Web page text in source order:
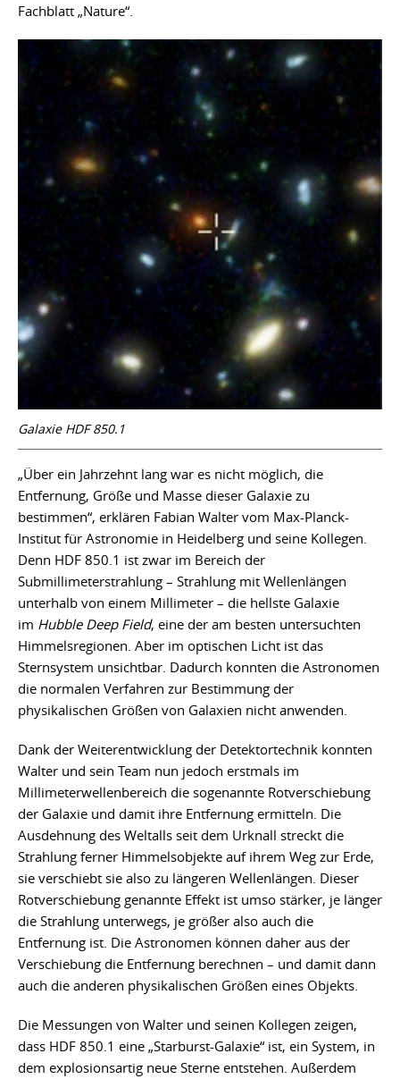
Fachblatt „Nature“.
Galaxie HDF 850.1
„Über ein Jahrzehnt lang war es nicht möglich, die
Entfernung, Größe und Masse dieser Galaxie zu
bestimmen“, erklären Fabian Walter vom Max-Planck-
Institut für Astronomie in Heidelberg und seine Kollegen.
Denn HDF 850.1 ist zwar im Bereich der
Submillimeterstrahlung – Strahlung mit Wellenlängen
unterhalb von einem Millimeter – die hellste Galaxie
im Hubble Deep Field, eine der am besten untersuchten
Himmelsregionen. Aber im optischen Licht ist das
Sternsystem unsichtbar. Dadurch konnten die Astronomen
die normalen Verfahren zur Bestimmung der
physikalischen Größen von Galaxien nicht anwenden.
Dank der Weiterentwicklung der Detektortechnik konnten
Walter und sein Team nun jedoch erstmals im
Millimeterwellenbereich die sogenannte Rotverschiebung
der Galaxie und damit ihre Entfernung ermitteln. Die
Ausdehnung des Weltalls seit dem Urknall streckt die
Strahlung ferner Himmelsobjekte auf ihrem Weg zur Erde,
sie verschiebt sie also zu längeren Wellenlängen. Dieser
Rotverschiebung genannte Effekt ist umso stärker, je länger
die Strahlung unterwegs, je größer also auch die
Entfernung ist. Die Astronomen können daher aus der
Verschiebung die Entfernung berechnen – und damit dann
auch die anderen physikalischen Größen eines Objekts.
Die Messungen von Walter und seinen Kollegen zeigen,
dass HDF 850.1 eine „Starburst-Galaxie“ ist, ein System, in
dem explosionsartig neue Sterne entstehen. Außerdem